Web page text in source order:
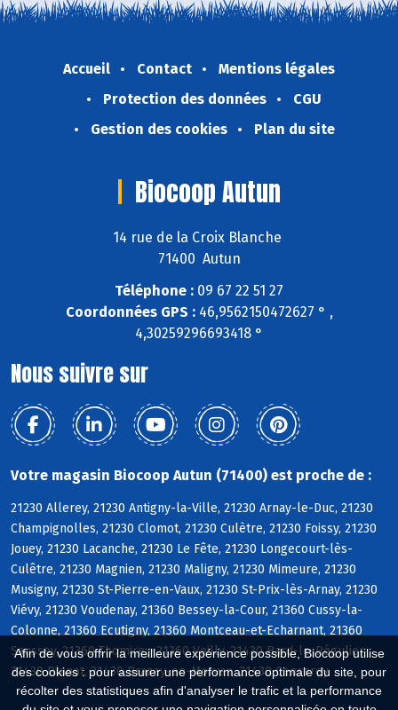
Afin de vous offrir la meilleure expérience possible, Biocoop utilise
des cookies : pour assurer une performance optimale du site, pour
récolter des statistiques afin d'analyser le trafic et la performance
Accueil Contact
Mentions légales
Protection des données
CGU
Gestion des cookies
Plan du site
Biocoop Autun
14 rue de la Croix Blanche
71400 Autun
Téléphone : 09 67 22 51 27
Coordonnées GPS :46,9562150472627 ° ,
4,30259296693418 °
Nous suivre sur
Votre magasin Biocoop Autun (71400) est proche de :
21230 Allerey, 21230 Antigny-la-Ville, 21230 Arnay-le-Duc, 21230
Champignolles, 21230 Clomot, 21230 Culètre, 21230 Foissy, 21230
Jouey, 21230 Lacanche, 21230 Le Fête, 21230 Longecourt-lès-
Culêtre, 21230 Magnien, 21230 Maligny, 21230 Mimeure, 21230
Musigny, 21230 St-Pierre-en-Vaux, 21230 St-Prix-lès-Arnay, 21230
Viévy, 21230 Voudenay, 21360 Bessey-la-Cour, 21360 Cussy-la-
Colonne, 21360 Ecutigny, 21360 Montceau-et-Echarnant, 21360
Saussey, 21360 Thomirey, 21360 Veilly, 21430 Bard-le-Régulier,
21430 Blanot, 21430 Brazey-en-Morvan, 21430 Censerey